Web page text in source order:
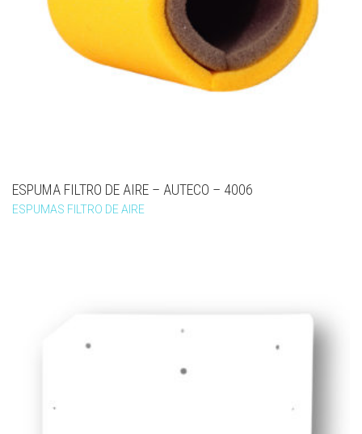
ESPUMA FILTRO DE AIRE – AUTECO – 4006
ESPUMAS FILTRO DE AIRE